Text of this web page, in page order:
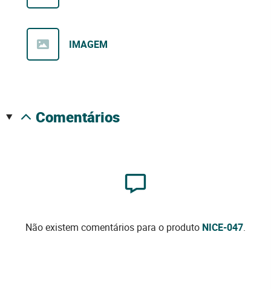
IMAGEM
comentários
Não existem comentários para o produto NICE-047.